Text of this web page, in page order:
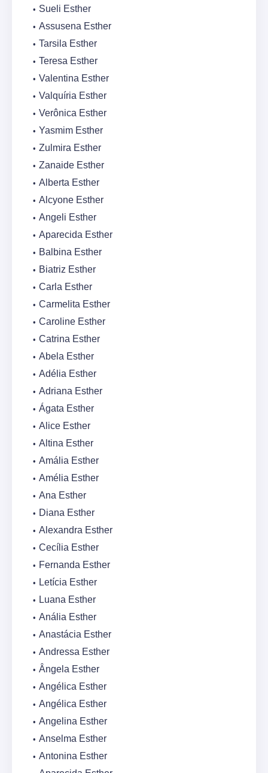
Sueli Esther
Assusena Esther
Tarsila Esther
Teresa Esther
Valentina Esther
Valquíria Esther
Verônica Esther
Yasmim Esther
Zulmira Esther
Zanaide Esther
Alberta Esther
Alcyone Esther
Angeli Esther
Aparecida Esther
Balbina Esther
Biatriz Esther
Carla Esther
Carmelita Esther
Caroline Esther
Catrina Esther
Abela Esther
Adélia Esther
Adriana Esther
Ágata Esther
Alice Esther
Altina Esther
Amália Esther
Amélia Esther
Ana Esther
Diana Esther
Alexandra Esther
Cecília Esther
Fernanda Esther
Letícia Esther
Luana Esther
Anália Esther
Anastácia Esther
Andressa Esther
Ângela Esther
Angélica Esther
Angélica Esther
Angelina Esther
Anselma Esther
Antonina Esther